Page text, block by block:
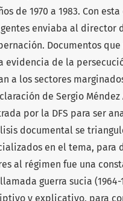
de 1970 a 1983. Con
enviaba al director
Documentos
evidencia de la
a los sectores
de Sergio Méndez
por la DFS para ser
documental se
en el tema, para
al régimen fue una
guerra sucia (1964-
y explicativo, para